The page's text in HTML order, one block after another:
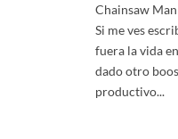
Chainsaw
Si me ves
fuera la vida
dado otro
productivo...